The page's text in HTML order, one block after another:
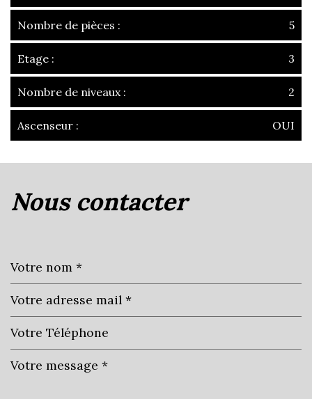
Nombre de pièces : 5
Etage : 3
Nombre de niveaux : 2
Ascenseur : OUI
nous contacter